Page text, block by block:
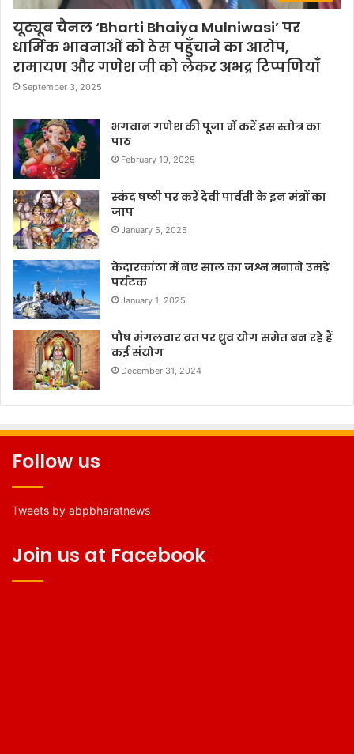
यूट्यूब चैनल ‘Bharti Bhaiya Mulniwasi’ पर
धार्मिक भावनाओं को ठेस पहुँचाने का आरोप,
रामायण और गणेश जी को लेकर अभद्र टिप्पणियाँ
September 3, 2025
भगवान गणेश की पूजा में करें इस स्तोत्र का
पाठ
February 19, 2025
स्कंद षष्ठी पर करें देवी पार्वती के इन मंत्रों का
जाप
January 5, 2025
केदारकांठा में नए साल का जश्न मनाने उमड़े
पर्यटक
January 1, 2025
पौष मंगलवार व्रत पर ध्रुव योग समेत बन रहे हैं
कई संयोग
December 31, 2024
Follow us
Tweets by abpbharatnews
Join us at Facebook